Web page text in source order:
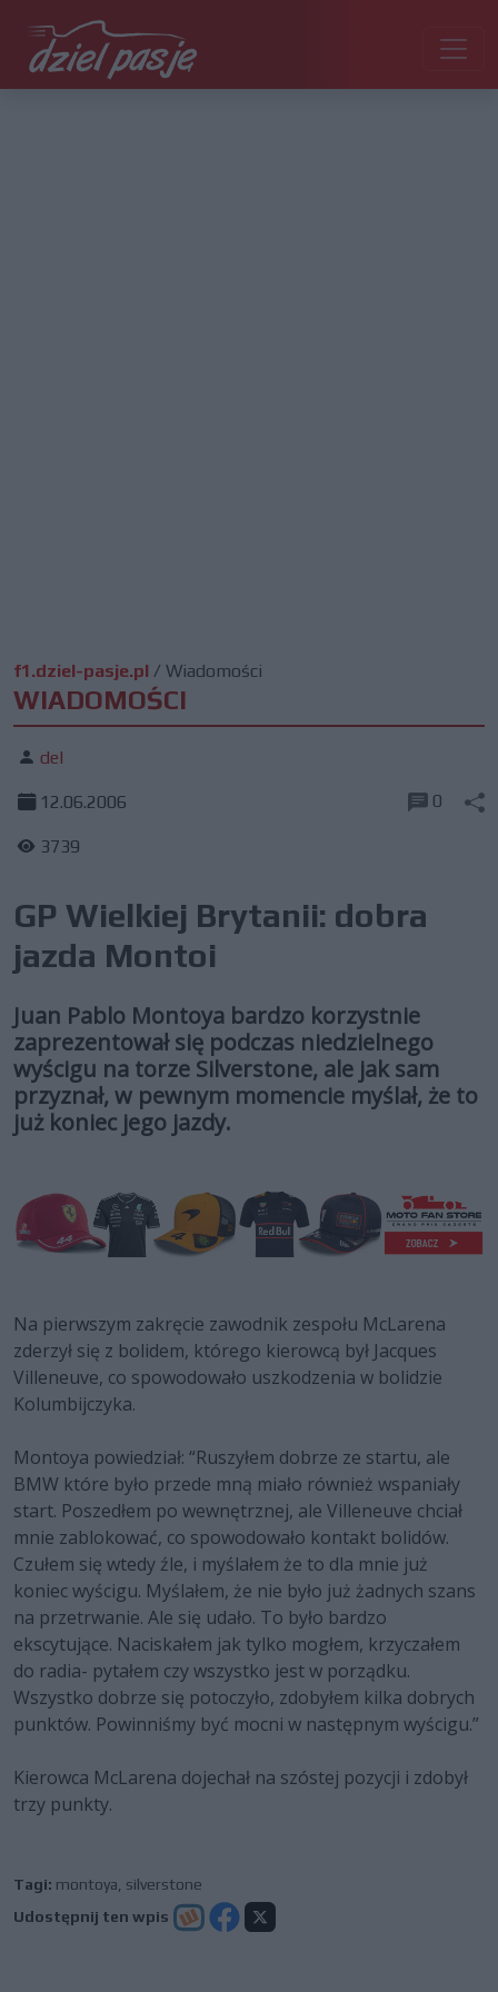
f1.dziel-pasje.pl / Wiadomości
WIADOMOŚCI
del
12.06.2006
3739
0
GP Wielkiej Brytanii: dobra
jazda Montoi
Juan Pablo Montoya bardzo korzystnie
zaprezentował się podczas niedzielnego
wyścigu na torze Silverstone, ale jak sam
przyznał, w pewnym momencie myślał, że to
już koniec jego jazdy.
Na pierwszym zakręcie zawodnik zespołu McLarena
zderzył się z bolidem, którego kierowcą był Jacques
Villeneuve, co spowodowało uszkodzenia w bolidzie
Kolumbijczyka.
Montoya powiedział: “Ruszyłem dobrze ze startu, ale
BMW które było przede mną miało również wspaniały
start. Poszedłem po wewnętrznej, ale Villeneuve chciał
mnie zablokować, co spowodowało kontakt bolidów.
Czułem się wtedy źle, i myślałem że to dla mnie już
koniec wyścigu. Myślałem, że nie było już żadnych szans
na przetrwanie. Ale się udało. To było bardzo
ekscytujące. Naciskałem jak tylko mogłem, krzyczałem
do radia- pytałem czy wszystko jest w porządku.
Wszystko dobrze się potoczyło, zdobyłem kilka dobrych
punktów. Powinniśmy być mocni w następnym wyścigu.”
Kierowca McLarena dojechał na szóstej pozycji i zdobył
trzy punkty.
Tagi: montoya silverstone
Udostępnij ten wpis